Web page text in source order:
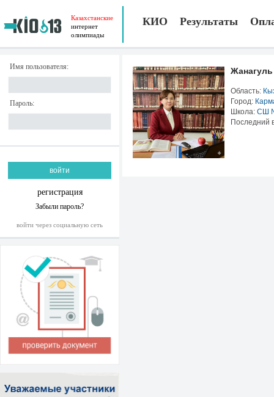
Казахстанские
интернет
олимпиады
КИО Результаты
Имя пользователя:
Пароль:
регистрация
Забыли пароль?
войти через социальную сеть
Область:
Город:
Школа: СШ
Последний